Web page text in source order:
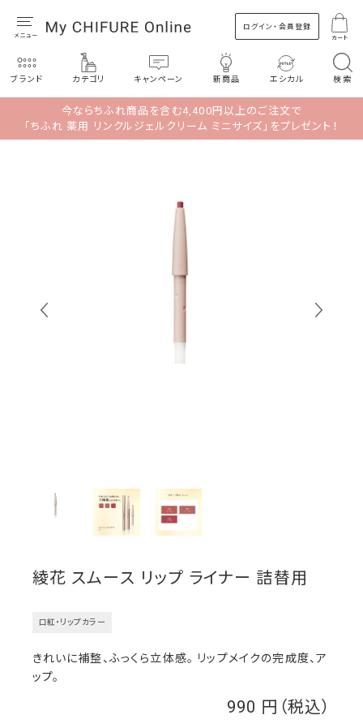
ログイン・会員登録
カート
ブランド カテゴリ キャンペーン 新商品 エシカル 検索
今ならちふれ商品を含む4,400円以上のご注文で
「ちふれ 薬用 リンクルジェルクリーム ミニサイズ」をプレゼント！
綾花 スムース リップ ライナー 詰替用
口紅・リップカラー
990
きれいに補整、ふっくら立体感。 リップメイクの完成度、ア
ップ。